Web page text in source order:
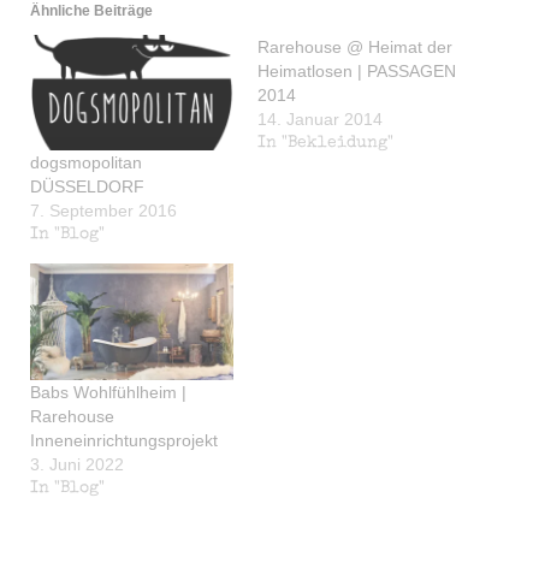
Ähnliche Beiträge
dogsmopolitan
DÜSSELDORF
7. September 2016
In "Blog"
Rarehouse @ Heimat der
Heimatlosen | PASSAGEN
2014
14. Januar 2014
In "Bekleidung"
Babs Wohlfühlheim |
Rarehouse
Inneneinrichtungsprojekt
3. Juni 2022
In "Blog"